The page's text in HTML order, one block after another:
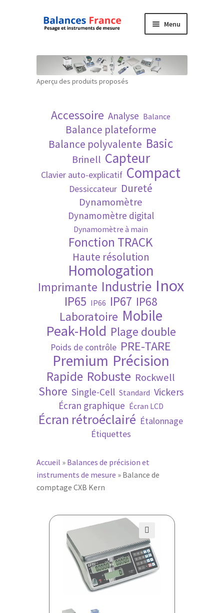
Aller
navigation
Aller
Menu
Mon compte
Politique de confidentialité
Politique en matière de remboursements et
Recherche avancée
Technique
Validation de la commande
Aperçu des produits proposés
Accessoire Analyse Balance
Balance plateforme
Balance polyvalente Basic
Brinell Capteur
Clavier auto-explicatif Compact
Dessiccateur Dureté
Dynamomètre
Dynamomètre digital
Dynamomètre à main
Fonction TRACK
Haute résolution
Homologation
Imprimante Industrie Inox
IP65 IP66 IP67 IP68
Laboratoire Mobile
Peak-Hold Plage double
Poids de contrôle PRE-TARE
Premium Précision
Rapide Robuste Rockwell
Shore Single-Cell Standard Vickers
Écran graphique Écran LCD
Écran rétroéclairé Étalonnage
Étiquettes
Accueil » Balances de précision et
instruments de mesure » Balance de
comptage CXB Kern
🔍